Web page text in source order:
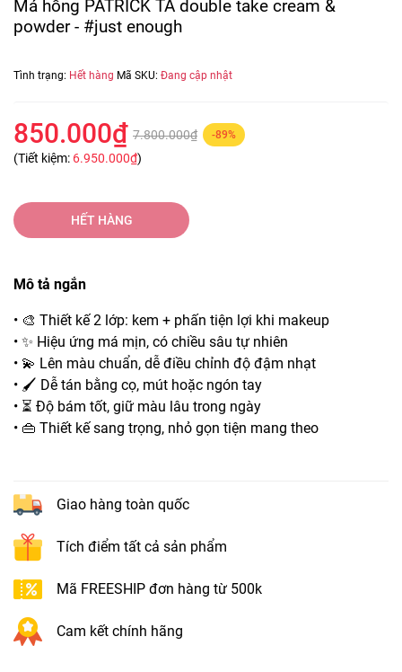
Má hồng PATRICK TA double take cream &
powder - #just enough
Tình trạng: Hết hàng Mã SKU: Đang cập nhật
850.000₫ 7.800.000₫ -89%
(Tiết kiệm: 6.950.000₫)
HẾT HÀNG
Mô tả ngắn
• 🎨 Thiết kế 2 lớp: kem + phấn tiện lợi khi makeup
• ✨ Hiệu ứng má mịn, có chiều sâu tự nhiên
• 💫 Lên màu chuẩn, dễ điều chỉnh độ đậm nhạt
• 🖌️ Dễ tán bằng cọ, mút hoặc ngón tay
• ⏳ Độ bám tốt, giữ màu lâu trong ngày
• 👜 Thiết kế sang trọng, nhỏ gọn tiện mang theo
Giao hàng toàn quốc
Tích điểm tất cả sản phẩm
Mã FREESHIP đơn hàng từ 500k
Cam kết chính hãng